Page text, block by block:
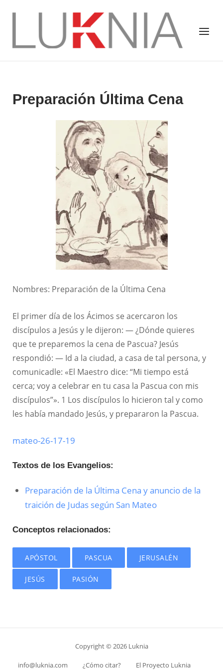
Menú
Preparación Última Cena
Nombres: Preparación de la Última Cena
El primer día de los Ácimos se acercaron los
discípulos a Jesús y le dijeron: — ¿Dónde quieres
que te preparemos la cena de Pascua? Jesús
respondió: — Id a la ciudad, a casa de tal persona, y
comunicadle: «El Maestro dice: “Mi tiempo está
cerca; voy a celebrar en tu casa la Pascua con mis
discípulos”». 1 Los discípulos lo hicieron tal y como
les había mandado Jesús, y prepararon la Pascua.
mateo-26-17-19
Textos de los Evangelios:
Preparación de la Última Cena y anuncio de la
traición de Judas según San Mateo
Conceptos relacionados:
APÓSTOL PASCUA JERUSALÉN
JESÚS PASIÓN
Copyright © 2026 Luknia
info@luknia.com ¿Cómo citar? El Proyecto Luknia